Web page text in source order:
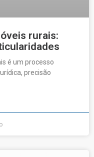
rurais:
é um processo
precisão